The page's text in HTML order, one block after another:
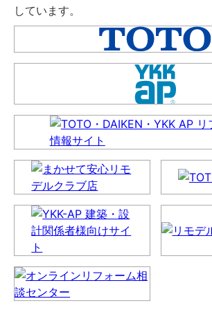
しています。